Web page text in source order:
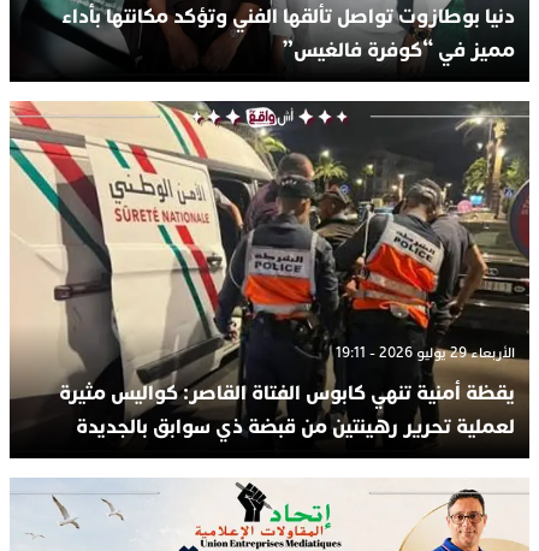
دنيا بوطازوت تواصل تألقها الفني وتؤكد مكانتها بأداء
مميز في “كوفرة فالغيس”
الأربعاء 29 يوليو 2026 - 19:11
يقظة أمنية تنهي كابوس الفتاة القاصر: كواليس مثيرة
لعملية تحرير رهينتين من قبضة ذي سوابق بالجديدة